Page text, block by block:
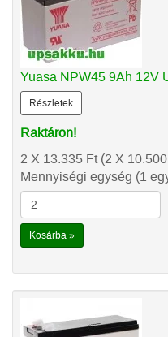
Yuasa NPW45 9Ah 12V
Részletek
Raktáron!
2 X 13.335 Ft(2 X 10.500
Mennyiségi egység (1
Kosárba »